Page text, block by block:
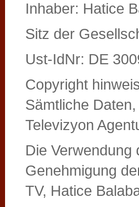
Inhaber: Hatice
Sitz der
Ust-IdNr: DE
Copyright
Sämtliche
Televizyon
Die
Genehmigung
TV, Hatice